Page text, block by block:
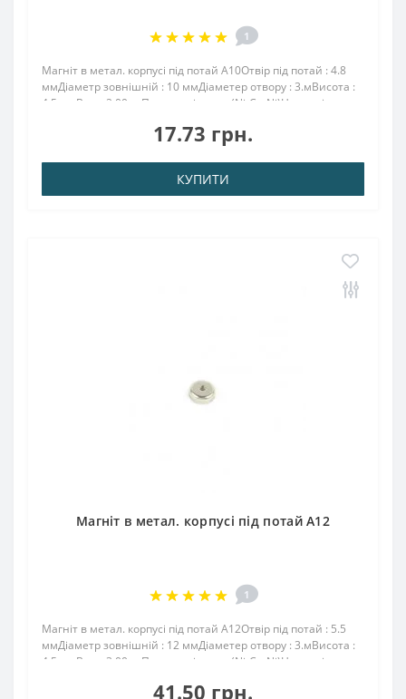
1
Магніт в метал. корпусі під потай A10Отвір під потай : 4.8
ммДіаметр зовнішній : 10 ммДіаметер отвору : 3.мВисота :
4,5 ммВага: 2,00 грПоверх. нікель .: (Ni-Cu-Ni)Намагнічення:
17.73 грн.
КУПИТИ
Магніт в метал. корпусі під потай A12
1
Магніт в метал. корпусі під потай A12Отвір під потай : 5.5
ммДіаметр зовнішній : 12 ммДіаметер отвору : 3.мВисота :
4,5 ммВага: 3,00 грПоверх. нікель .: (Ni-Cu-Ni)Намагнічення:
41.50 грн.